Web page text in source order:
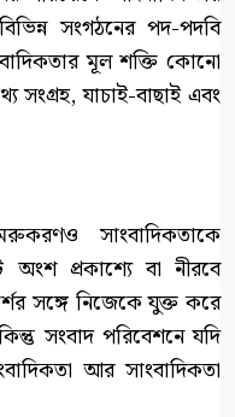
সংগঠনের পদ-পদবি
মূল শক্তি কোনো
সংগ্রহ, যাচাই-বাছাই এবং
সাংবাদিকতাকে
অংশ প্রকাশ্যে বা নীরবে
সঙ্গে নিজেকে যুক্ত করে
সংবাদ পরিবেশনে যদি
আর সাংবাদিকতা